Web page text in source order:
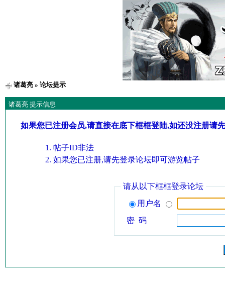
诸葛亮» 论坛提示
诸葛亮 提示信息
如果您已注册会员,请直接在底下框框登陆,如还没注册请
帖子ID非法
如果您已注册,请先登录论坛即可游览帖子
请从以下框框登录论坛
用户名
密 码